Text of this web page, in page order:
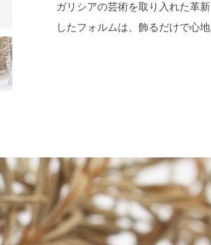
ガリシアの芸術を取り入れた革
したフォルムは、飾るだけで心